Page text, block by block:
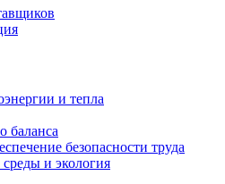
и тепла
баланса
безопасности труда
и экология